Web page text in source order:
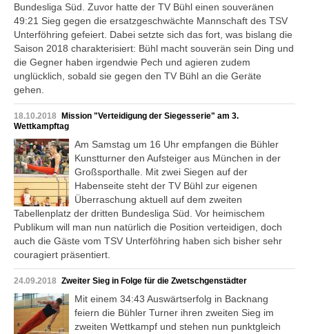
Bundesliga Süd. Zuvor hatte der TV Bühl einen souveränen
49:21 Sieg gegen die ersatzgeschwächte Mannschaft des TSV
Unterföhring gefeiert. Dabei setzte sich das fort, was bislang die
Saison 2018 charakterisiert: Bühl macht souverän sein Ding und
die Gegner haben irgendwie Pech und agieren zudem
unglücklich, sobald sie gegen den TV Bühl an die Geräte
gehen.
18.10.2018
Mission "Verteidigung der Siegesserie" am 3.
Wettkampftag
Am Samstag um 16 Uhr empfangen die Bühler
Kunstturner den Aufsteiger aus München in der
Großsporthalle. Mit zwei Siegen auf der
Habenseite steht der TV Bühl zur eigenen
Überraschung aktuell auf dem zweiten
Tabellenplatz der dritten Bundesliga Süd. Vor heimischem
Publikum will man nun natürlich die Position verteidigen, doch
auch die Gäste vom TSV Unterföhring haben sich bisher sehr
couragiert präsentiert.
24.09.2018 Zweiter Sieg in Folge für die Zwetschgenstädter
Mit einem 34:43 Auswärtserfolg in Backnang
feiern die Bühler Turner ihren zweiten Sieg im
zweiten Wettkampf und stehen nun punktgleich